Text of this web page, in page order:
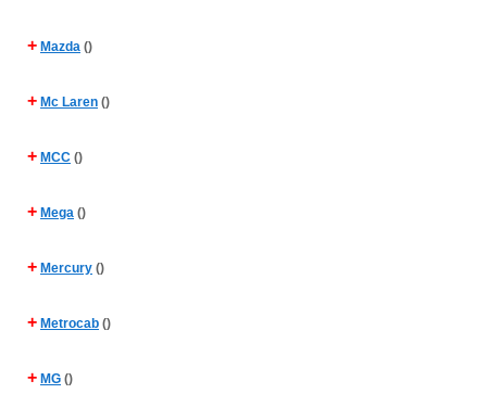
+ Mazda ()
+ Mc Laren ()
+ MCC ()
+ Mega ()
+ Mercury ()
+ Metrocab ()
+ MG ()